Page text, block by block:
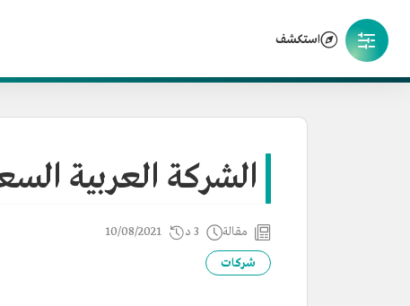
استكشف
الشركة العربية
مقالة 3 د 10/08/2021
شركات